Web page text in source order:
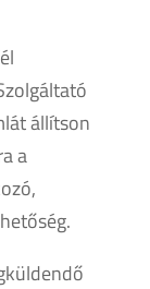
állítson
a